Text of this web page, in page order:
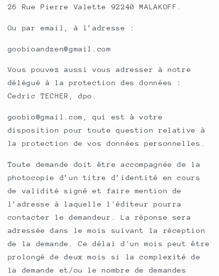
26 Rue Pierre Valette 92240 MALAKOFF.
Ou par email, à l’adresse :
goobioandzen@gmail.com
Vous pouvez aussi vous adresser à notre
délégué à la protection des données :
Cedric TECHER, dpo.
goobio@gmail.com, qui est à votre
disposition pour toute question relative à
la protection de vos données personnelles.
Toute demande doit être accompagnée de la
photocopie d’un titre d’identité en cours
de validité signé et faire mention de
l’adresse à laquelle l'éditeur pourra
contacter le demandeur. La réponse sera
adressée dans le mois suivant la réception
de la demande. Ce délai d'un mois peut être
prolongé de deux mois si la complexité de
la demande et/ou le nombre de demandes